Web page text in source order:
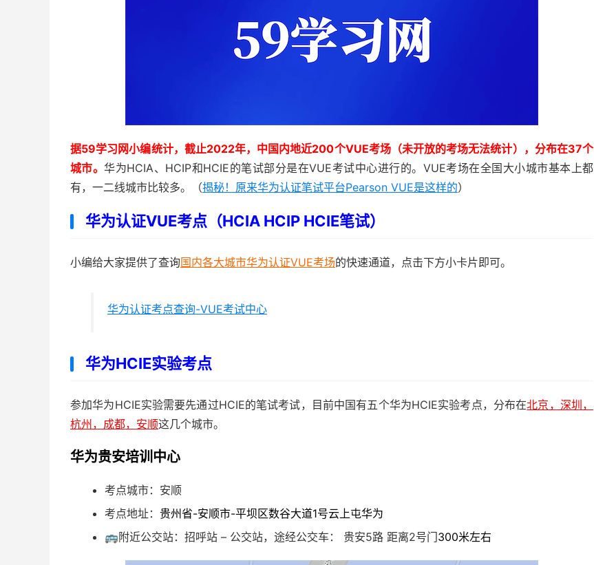
据59学习网小编统计，截止2022年，中国内地近200个VUE考场（未开放的考场无法统计），分布在37个
城市。华为HCIA、HCIP和HCIE的笔试部分是在VUE考试中心进行的。VUE考场在全国大小城市基本上都
有，一二线城市比较多。（揭秘！原来华为认证笔试平台Pearson VUE是这样的）
华为认证VUE考点（HCIA HCIP HCIE笔试）
小编给大家提供了查询国内各大城市华为认证VUE考场的快速通道，点击下方小卡片即可。
华为认证考点查询-VUE考试中心
华为HCIE实验考点
参加华为HCIE实验需要先通过HCIE的笔试考试，目前中国有五个华为HCIE实验考点，分布在北京，深圳，
杭州，成都，安顺这几个城市。
华为贵安培训中心
考点城市：安顺
考点地址： 贵州省-安顺市-平坝区数谷大道1号云上屯华为
🚌附近公交站：招呼站 – 公交站，途经公交车： 贵安5路 距离2号门300米左右